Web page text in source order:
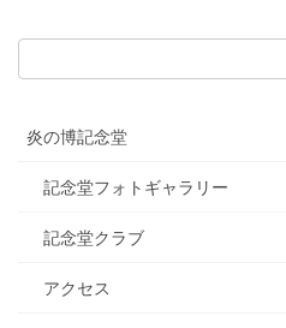
炎の博記念堂
記念堂フォトギャラリー
記念堂クラブ
アクセス